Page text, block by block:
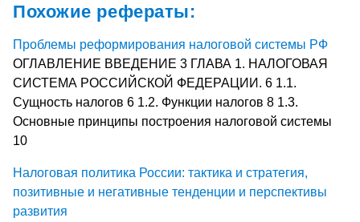
Похожие рефераты:
Проблемы реформирования налоговой системы РФ
ОГЛАВЛЕНИЕ ВВЕДЕНИЕ 3 ГЛАВА 1. НАЛОГОВАЯ
СИСТЕМА РОССИЙСКОЙ ФЕДЕРАЦИИ. 6 1.1.
Сущность налогов 6 1.2. Функции налогов 8 1.3.
Основные принципы построения налоговой системы
10
Налоговая политика России: тактика и стратегия,
позитивные и негативные тенденции и перспективы
развития